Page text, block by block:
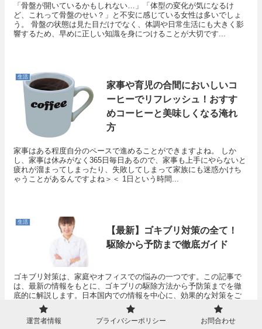
「骨盤が開いているかもしれない…」「体型の変化が気になるけ
ど、これって骨盤のせい？」と不安に感じている女性は多いでしょ
う。 骨盤の状態は見た目だけでなく、体調や日常生活にも大きく影
響するため、早めに正しい知識を身につけることが大切です...
生活
家事や育児の合間においしいコ
ーヒーでリフレッシュ！おすす
めコーヒーと美味しくなる淹れ
方
家事はある程度自分のペースで進めることができますよね。 しか
し、家事は休みがなく365日毎日あるので、家事も上手にやらないと
疲れが溜まってしまったり、失敗してしまって家族にも迷惑かけち
ゃうことがあるんですよね＞＜ 1日という時間...
生活
【最新】ゴキブリ対策の全て！
駆除から予防まで徹底ガイド
ゴキブリ対策は、家庭やオフィスでの悩みの一つです。この記事で
は、最新の情報をもとに、ゴキブリの駆除方法から予防策までを徹
底的に解説します。日本国内での情報を中心に、効果的な対策をご
紹介します。ゴキブリの存在は衛生上の問題だけでなく、健康被
運営者情報 プライバシーポリシー お問合わせ